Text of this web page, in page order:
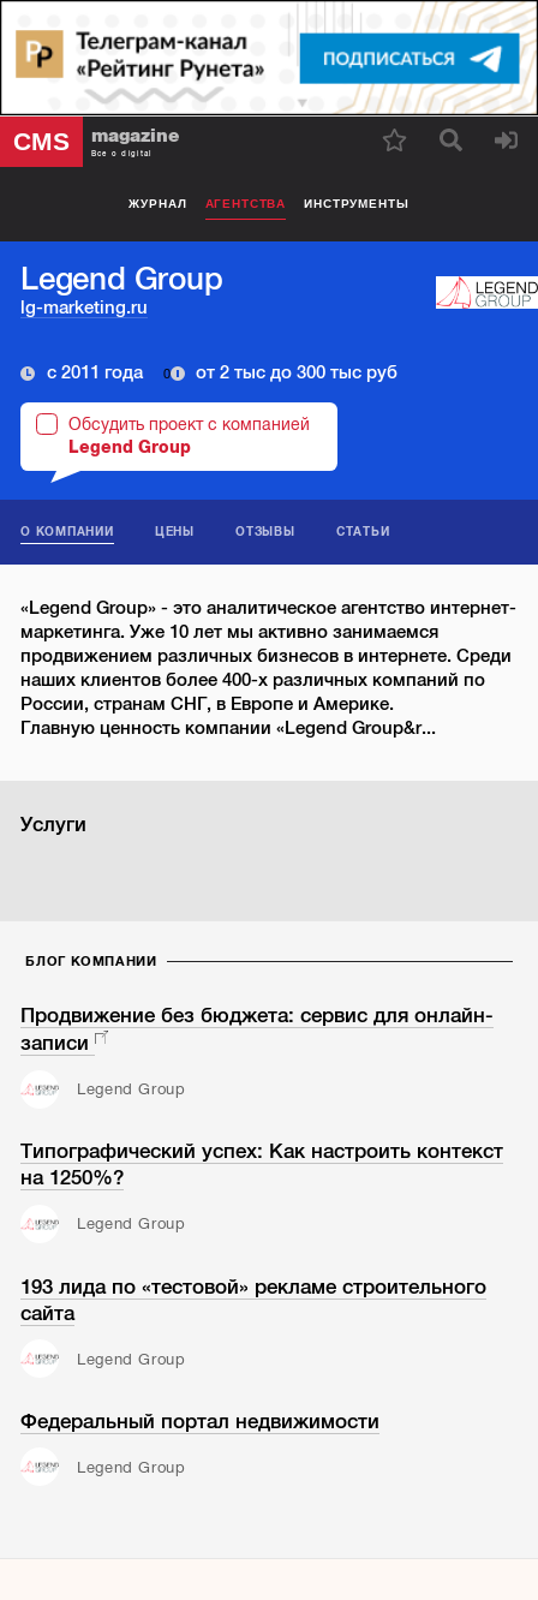
CMS magazine
Все о digital
ЖУРНАЛ АГЕНТСТВА ИНСТРУМЕНТЫ
Legend Group
lg-marketing.ru
с 2011 года 0 от 2 тыс до 300 тыс руб
Обсудить проект с компанией
Legend Group
О КОМПАНИИ ЦЕНЫ ОТЗЫВЫ СТАТЬИ
«Legend Group» - это аналитическое агентство интернет-
маркетинга. Уже 10 лет мы активно занимаемся
продвижением различных бизнесов в интернете. Среди
наших клиентов более 400-х различных компаний по
России, странам СНГ, в Европе и Америке.
Главную ценность компании «Legend Group&r...
Услуги
БЛОГ КОМПАНИИ
Продвижение без бюджета: сервис для онлайн-
записи
Legend Group
Типографический успех: Как настроить контекст
на 1250%?
Legend Group
193 лида по «тестовой» рекламе строительного
сайта
Legend Group
Федеральный портал недвижимости
Legend Group